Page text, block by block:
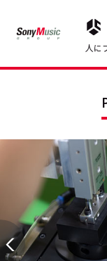
連載一覧
Cocotameと
人に